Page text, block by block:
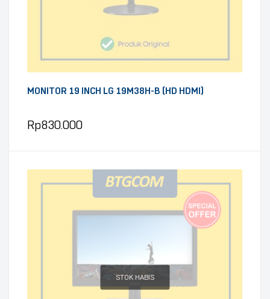
MONITOR 19 INCH LG 19M38H-B (HD HDMI)
Rp830.000
STOK HABIS